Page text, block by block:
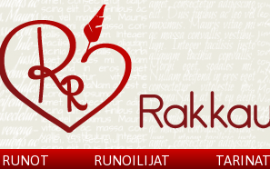
RUNOT RUNOILIJAT